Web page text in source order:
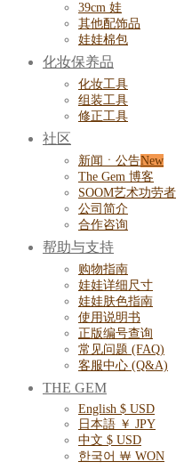
39cm 娃
其他配饰品
娃娃棉包
化妆保养品
化妆工具
组装工具
修正工具
社区
新闻ㆍ公告
The Gem 博客
SOOM艺术功劳者
公司简介
合作咨询
帮助与支持
购物指南
娃娃详细尺寸
娃娃肤色指南
使用说明书
正版编号查询
常见问题 (FAQ)
客服中心 (Q&A)
THE GEM
English $ USD
日本語 ￥ JPY
中文 $ USD
한국어 ￦ WON